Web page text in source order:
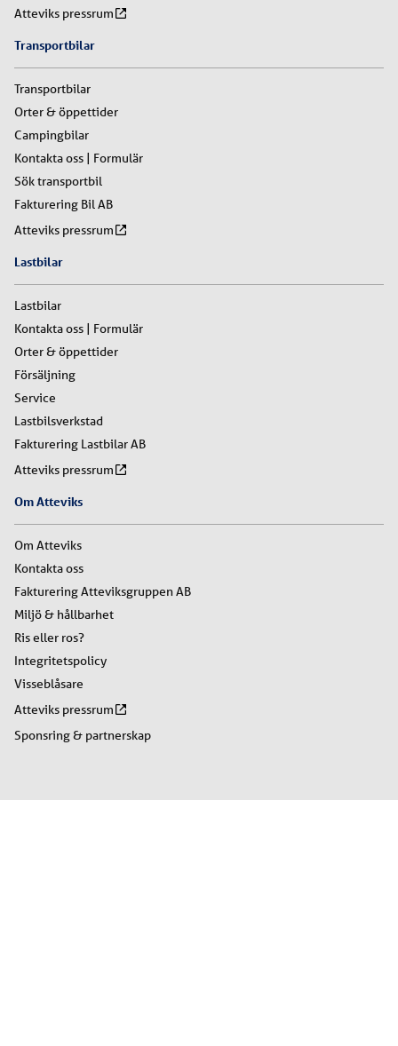
Atteviks pressrum
Transportbilar
Transportbilar
Orter & öppettider
Campingbilar
Kontakta oss | Formulär
Sök transportbil
Fakturering Bil AB
Atteviks pressrum
Lastbilar
Lastbilar
Kontakta oss | Formulär
Orter & öppettider
Försäljning
Service
Lastbilsverkstad
Fakturering Lastbilar AB
Atteviks pressrum
Om Atteviks
Om Atteviks
Kontakta oss
Fakturering Atteviksgruppen AB
Miljö & hållbarhet
Ris eller ros?
Integritetspolicy
Visseblåsare
Atteviks pressrum
Sponsring & partnerskap